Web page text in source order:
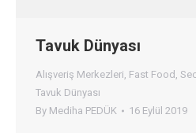
Tavuk Dünyası
Alışveriş Merkezleri, Fast Food ,
Tavuk Dünyası
By Mediha PEDÜK 16 Eylül 2019